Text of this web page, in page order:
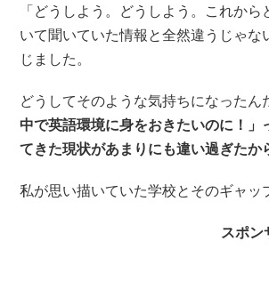
「どうしよう。どうしよう。これか
いて聞いていた情報と全然違うじゃ
じました。
どうしてそのような気持ちになったん
中で英語環境に身をおきたいのに！
てきた現状があまりにも違い過ぎたか
私が思い描いていた学校とそのギャッ
スポン